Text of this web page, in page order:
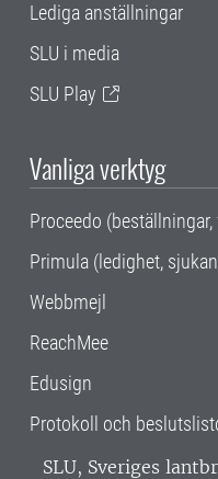
Lediga anställningar
SLU i media
SLU Play
Vanliga verktyg
Proceedo
Primula (ledighet,
Webbmejl
ReachMee
Edusign
Protokoll och
SLU, Sveriges